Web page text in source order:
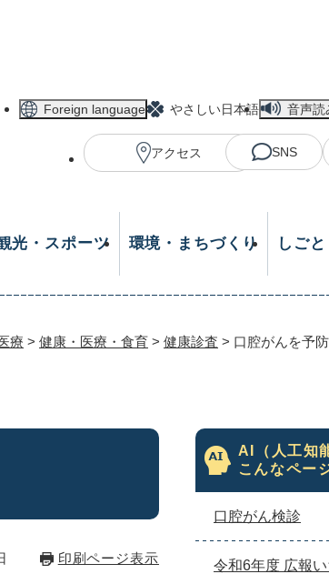
Foreign language やさしい日本語 音声読
アクセス SNS
光・スポーツ 環境・まちづくり しご
療 > 健康・医療・食育 > 健康診査 > 口腔がんを予
印刷ページ表示
AI（人工知
こんなペー
口腔がん検診
令和6年度 広報